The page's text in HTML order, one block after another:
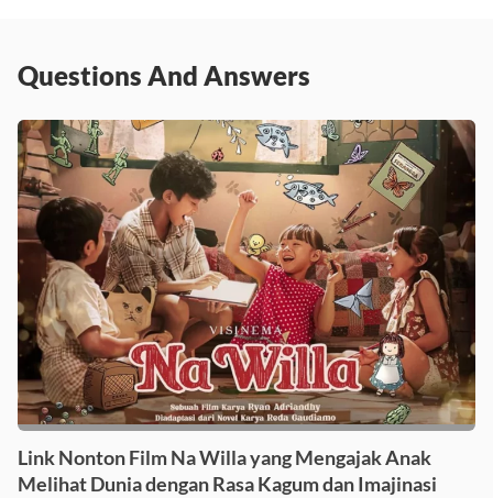
Questions And Answers
Link Nonton Film Na Willa yang Mengajak Anak
Melihat Dunia dengan Rasa Kagum dan Imajinasi